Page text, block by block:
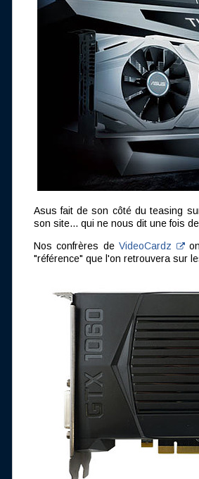
Asus fait de son côté du teasing
son site... qui ne nous dit une fois
Nos confrères deVideoCardz
"référence" que l'on retrouvera sur